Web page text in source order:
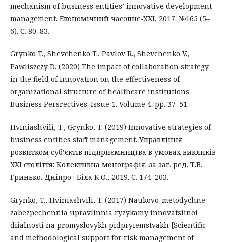
mechanism of business entities’ innovative development
management. Економічний часопис-ХХІ, 2017. №165 (5–
6). С. 80–83.
Grynko T., Shevchenko T., Pavlov R., Shevchenko V.,
Pawliszczy D. (2020) The impact of collaboration strategy
in the field of innovation on the effectiveness of
organizational structure of healthcare institutions.
Business Persrectives. Issue 1. Volume 4. pp. 37–51.
Hviniashvili, T., Grynko, T. (2019) Innovative strategies of
business entities staff management. Управління
розвитком суб’єктів підприємництва в умовах викликів
XXI століття: Колективна монографія: за заг. ред. Т.В.
Гринько. Дніпро : Біла К.О., 2019. С. 174–203.
Grynko, T., Hviniashvili, T. (2017) Naukovo-metodychne
zabezpechennia upravlinnia ryzykamy innovatsiinoi
diialnosti na promyslovykh pidpryiemstvakh [Scientific
and methodological support for risk management of